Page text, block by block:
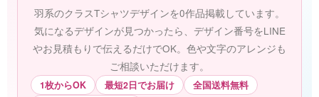
羽系のクラスTシャツデザインを0作品掲載しています。
気になるデザインが見つかったら、デザイン番号をLINE
やお見積もりで伝えるだけでOK。色や文字のアレンジも
ご相談いただけます。
1枚からOK 最短2日でお届け
全国送料無料